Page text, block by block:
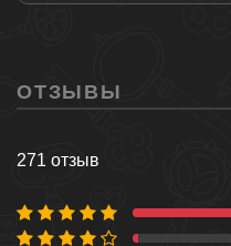
ОТЗЫВЫ
271 отзыв
95 %